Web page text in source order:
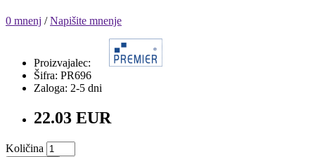
0 mnenj /Napišite mnenje
Proizvajalec:
Šifra: PR696
Zaloga: 2-5 dni
22.03 EUR
Količina